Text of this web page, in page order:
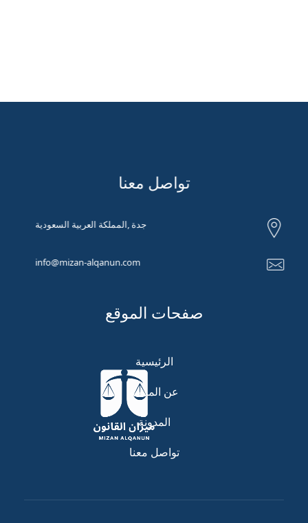
تواصل معنا
جدة ,المملكة العربية السعودية
info@mizan-alqanun.com
صفحات الموقع
الرئيسية
عن المنصة
المدونة
تواصل معنا